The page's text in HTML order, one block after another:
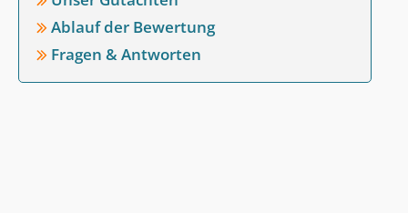
Ablauf der Bewertung
Fragen & Antworten